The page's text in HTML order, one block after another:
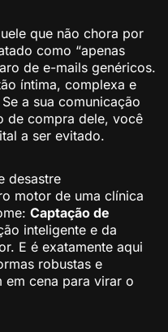
que não chora por
como “apenas
de e-mails genéricos.
íntima, complexa e
a sua comunicação
de compra dele, você
a ser evitado.
desastre
motor de uma clínica
Captação de
inteligente e da
E é exatamente aqui
robustas e
em cena para virar o